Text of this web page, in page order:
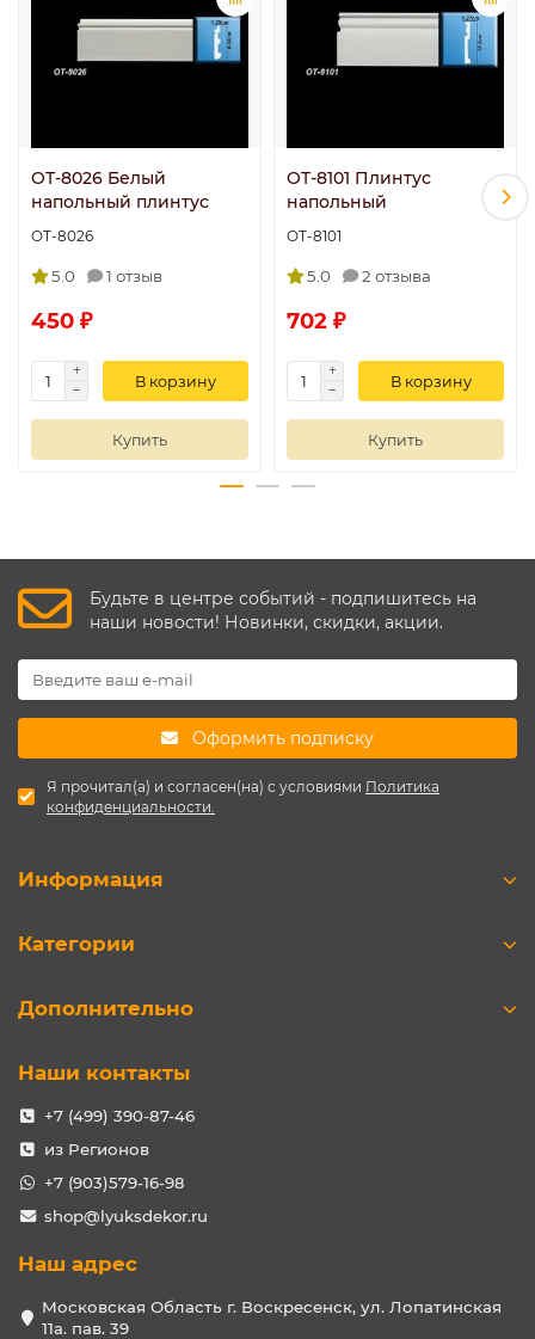
OT-8026 Белый
напольный плинтус
OT-8026
5.0 1 отзыв
450 ₽
В корзину
Купить
OT-8101 Плинтус
напольный
OT-8101
5.0 2 отзыва
702 ₽
В корзину
Купить
Будьте в центре событий - подпишитесь на
наши новости! Новинки, скидки, акции.
Оформить подписку
Я прочитал(а) и согласен(на) с условиями Политика
конфиденциальности.
Информация
Категории
Дополнительно
Наши контакты
+7 (499) 390-87-46
из Регионов
+7 (903)579-16-98
shop@lyuksdekor.ru
Наш адрес
Московская Область г. Воскресенск, ул. Лопатинская
11а. пав. 39